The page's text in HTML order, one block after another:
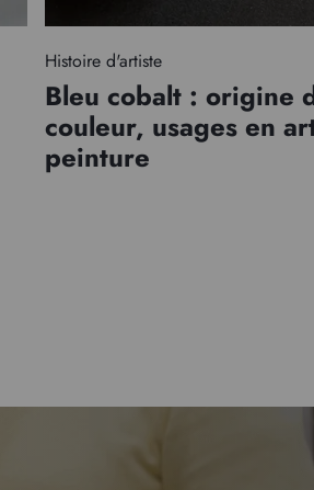
Histoire d'artiste
Bleu cobalt : origine
couleur, usages en
peinture